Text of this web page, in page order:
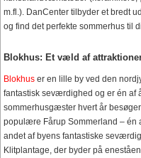
m.fl.). DanCenter tilbyder et bredt
og find det perfekte sommerhus til
Blokhus: Et væld af
Blokhus er en lille by ved den
fantastisk seværdighed og er én af
sommerhusgæster hvert år
populære Fårup Sommerland – én
andet af byens fantastiske
Klitplantage, der byder på